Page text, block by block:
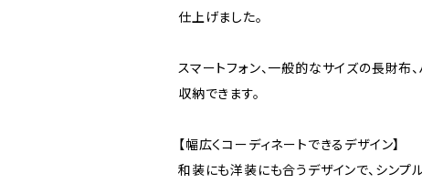
仕上げました。
スマートフォン、一般的なサイズの長財布
収納できます。
【幅広くコーディネートできるデザイン】
和装にも洋装にも合うデザインで、シンプ